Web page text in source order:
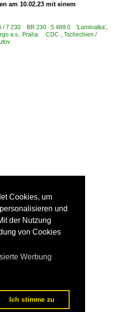
am 10.02.23 mit einem
/ 7 230 BR 230 · S 489.0 'Laminatka',
a.s., Praha ·CDC·, Tschechien /
Seite >>
Cookies, um
und
der Nutzung
von Cookies
Werbung
Ich stimme zu